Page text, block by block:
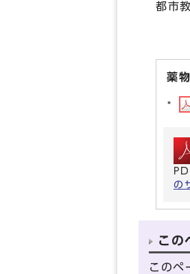
都市
薬
の
この
このペ